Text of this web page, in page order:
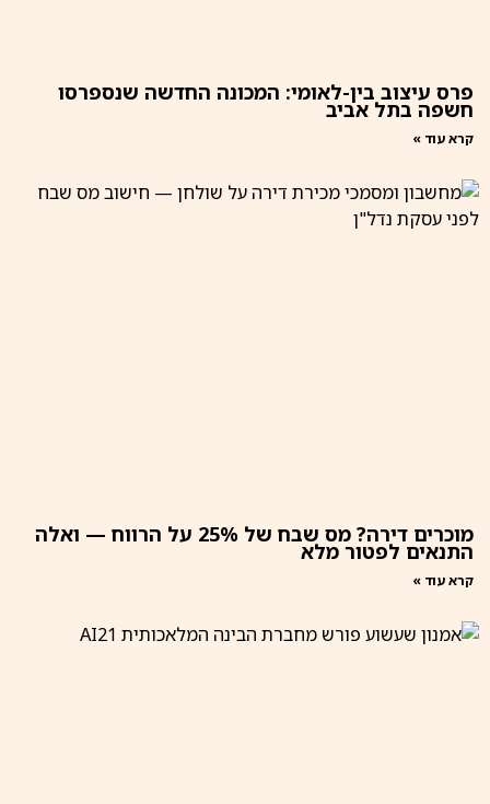
פרס עיצוב בין-לאומי: המכונה החדשה שנספרסו
חשפה בתל אביב
קרא עוד »
מוכרים דירה? מס שבח של 25% על הרווח — ואלה
התנאים לפטור מלא
קרא עוד »